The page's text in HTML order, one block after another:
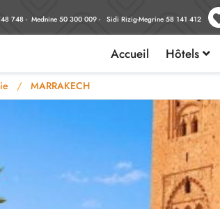
748 - Mednine 50 300 009 - Sidi Rizig-Megrine 58 141 412
Accueil Hôtels
MARRAKECH